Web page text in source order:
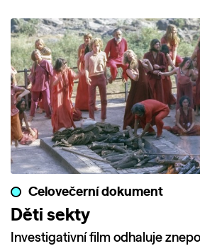
Celovečerní dokument
Děti sekty
Investigativní film odhaluje